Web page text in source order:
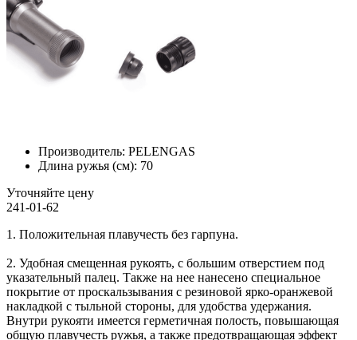
Производитель: PELENGAS
Длина ружья (см): 70
Уточняйте цену
241-01-62
1. Положительная плавучесть без гарпуна.
2. Удобная смещенная рукоять, с большим отверстием под
указательный палец. Также на нее нанесено специальное
покрытие от проскальзывания с резиновой ярко-оранжевой
накладкой с тыльной стороны, для удобства удержания.
Внутри рукояти имеется герметичная полость, повышающая
общую плавучесть ружья, а также предотвращающая эффект